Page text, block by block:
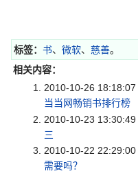
标签： 书、 微软、 慈善。
相关内容：
2010-10-26 18:18:07
当当网畅销书排行榜
2010-10-23 13:30:49
三
2010-10-22 22:29:00
需要吗？